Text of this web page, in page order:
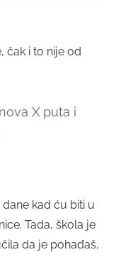
čak i to nije od
X puta i
kad ću biti u
Tada, škola je
da je pohađaš,